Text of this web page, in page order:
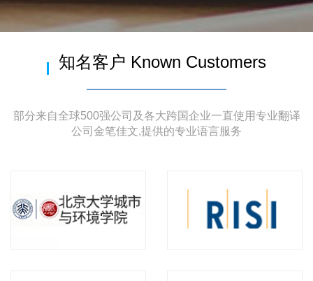
知名客户 Known Customers
部分来自全球500强公司及各大跨国企业一直使用专业翻译
公司金笔佳文,提供的专业语言服务